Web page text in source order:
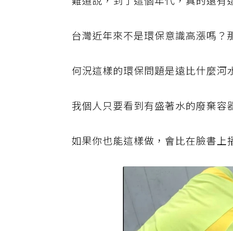
難道說，到了這個年代，真的還有
台灣近年來不是環保意識高漲嗎？
何況這樣的環保問題是遠比什麼河
我個人只要看到有盛著水的廢棄容
如果你也能這樣做，會比在臉書上